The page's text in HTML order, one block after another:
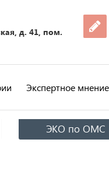
д. 41, пом.
Экспертное мнение
ЭКО по ОМС